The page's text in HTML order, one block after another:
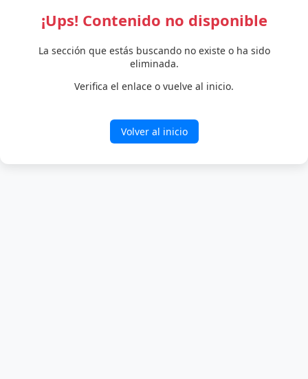
¡Ups! Contenido no disponible
La sección que estás buscando no existe o ha sido
eliminada.
Verifica el enlace o vuelve al inicio.
Volver al inicio